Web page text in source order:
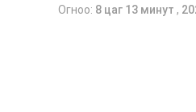
Огноо: 8 цаг 13 минут ,